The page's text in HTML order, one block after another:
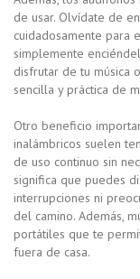
de usar. Olvídate de
cuidadosamente para
simplemente
disfrutar de tu música
sencilla y práctica de
Otro beneficio
inalámbricos suelen
de uso continuo sin
significa que puedes
interrupciones ni
del camino. Además,
portátiles que te
fuera de casa.